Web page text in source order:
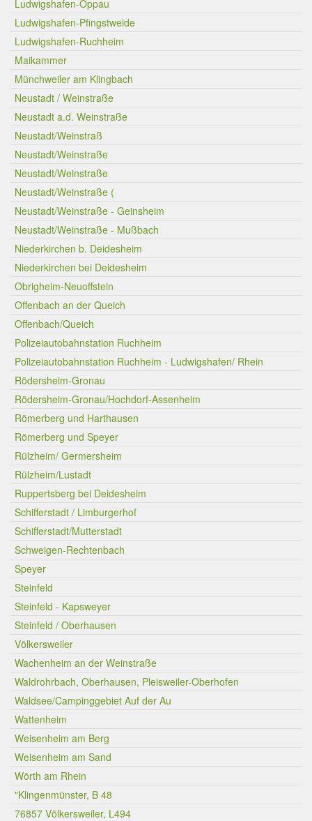
Ludwigshafen-Oppau
Ludwigshafen-Pfingstweide
Ludwigshafen-Ruchheim
Maikammer
Münchweiler am Klingbach
Neustadt / Weinstraße
Neustadt a.d. Weinstraße
Neustadt/Weinstraß
Neustadt/Weinstraße
Neustadt/Weinstraße
Neustadt/Weinstraße (
Neustadt/Weinstraße - Geinsheim
Neustadt/Weinstraße - Mußbach
Niederkirchen b. Deidesheim
Niederkirchen bei Deidesheim
Obrigheim-Neuoffstein
Offenbach an der Queich
Offenbach/Queich
Polizeiautobahnstation Ruchheim
Polizeiautobahnstation Ruchheim - Ludwigshafen/ Rhein
Rödersheim-Gronau
Rödersheim-Gronau/Hochdorf-Assenheim
Römerberg und Harthausen
Römerberg und Speyer
Rülzheim/ Germersheim
Rülzheim/Lustadt
Ruppertsberg bei Deidesheim
Schifferstadt / Limburgerhof
Schifferstadt/Mutterstadt
Schweigen-Rechtenbach
Speyer
Steinfeld
Steinfeld - Kapsweyer
Steinfeld / Oberhausen
Völkersweiler
Wachenheim an der Weinstraße
Waldrohrbach, Oberhausen, Pleisweiler-Oberhofen
Waldsee/Campinggebiet Auf der Au
Wattenheim
Weisenheim am Berg
Weisenheim am Sand
Wörth am Rhein
"Klingenmünster, B 48
76857 Völkersweiler, L494